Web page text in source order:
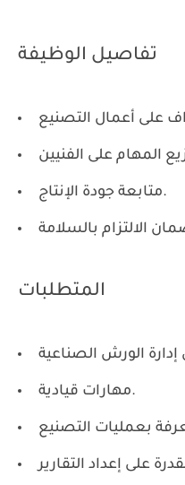
تفاصيل الوظيفة
متابعة جودة الإنتاج.
المتطلبات
مهارات قيادية.